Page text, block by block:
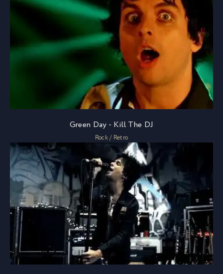
Green Day - Kill The DJ
Rock / Retro